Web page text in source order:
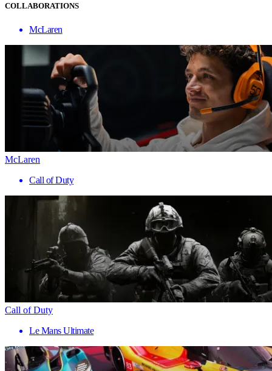
COLLABORATIONS
McLaren
McLaren
Call of Duty
Call of Duty
Le Mans Ultimate